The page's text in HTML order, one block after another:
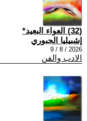
(32) العواء البعيد*
إشبيليا الجبوري
2026 / 8 / 9
الادب والفن